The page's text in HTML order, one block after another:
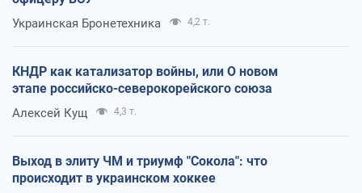
Украинская Бронетехника 4,2 т.
КНДР как катализатор войны, или О новом
этапе российско-северокорейского союза
Алексей Кущ 4,3 т.
Выход в элиту ЧМ и триумф "Сокола": что
происходит в украинском хоккее